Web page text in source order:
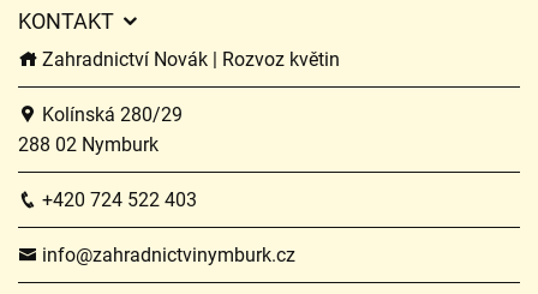
KONTAKT
Zahradnictví Novák | Rozvoz květin
Kolínská 280/29
288 02 Nymburk
+420 724 522 403
info@zahradnictvinymburk.cz